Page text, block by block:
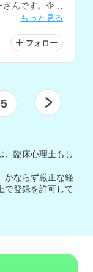
んです。企業
ちです。もっと見る
フォロー
5
、臨床心理士もし
かならず厳正な経
で登録を許可して